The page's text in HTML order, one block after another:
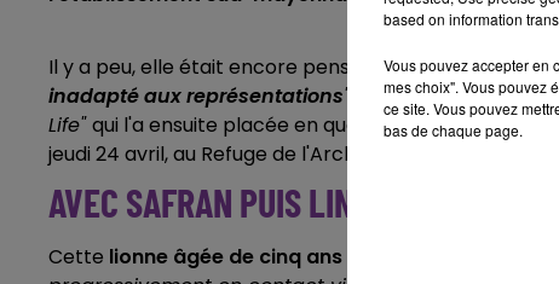
Il y a peu, elle était encore pensionnaire de la
inadapté aux représentations" explique-t-on,
Life"qui l'a ensuite placée en quarantaine dans la
jeudi 24 avril, au Refuge de l'Arche à Saint-Fort.
AVEC SAFRAN PUIS LINA
Cette lionne âgée de cinq ans
"va d’abord
based on information
Vous pouvez accepter en
mes choix". Vous pouvez
ce site. Vous pouvez
bas de chaque page.